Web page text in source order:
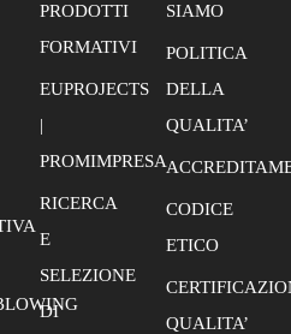
PRODOTTI
FORMATIVI
EUPROJECTS
|
PROMIMPRESA
RICERCA
E
SELEZIONE
DI
SIAMO
POLITICA
DELLA
QUALITA’
CODICE
ETICO
QUALITA’